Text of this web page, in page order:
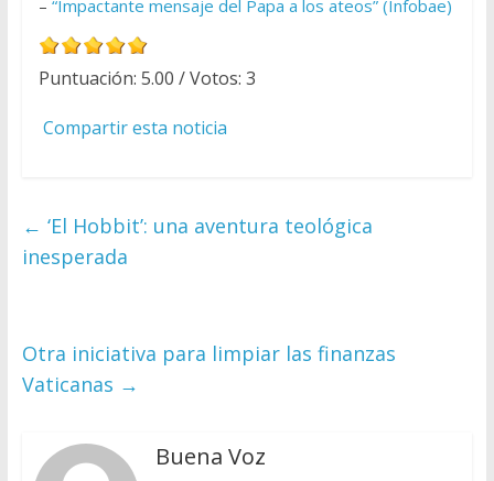
– “Impactante mensaje del Papa a los ateos” (Infobae)
Puntuación: 5.00 / Votos: 3
Compartir esta noticia
← ‘El Hobbit’: una aventura teológica
inesperada
Otra iniciativa para limpiar las finanzas
Vaticanas →
Buena Voz